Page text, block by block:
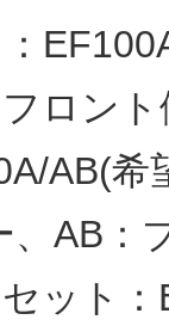
ント
AB(希
：ブ
ト：